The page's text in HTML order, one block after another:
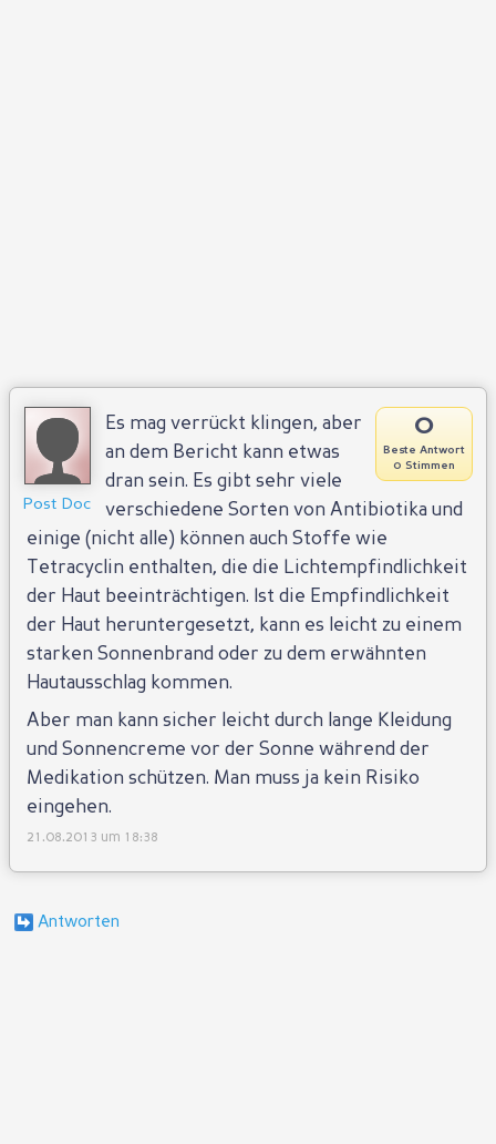
Post Doc
0
Beste Antwort
0 Stimmen
Es mag verrückt klingen, aber
an dem Bericht kann etwas
dran sein. Es gibt sehr viele
verschiedene Sorten von Antibiotika und
einige (nicht alle) können auch Stoffe wie
Tetracyclin enthalten, die die Lichtempfindlichkeit
der Haut beeinträchtigen. Ist die Empfindlichkeit
der Haut heruntergesetzt, kann es leicht zu einem
starken Sonnenbrand oder zu dem erwähnten
Hautausschlag kommen.
Aber man kann sicher leicht durch lange Kleidung
und Sonnencreme vor der Sonne während der
Medikation schützen. Man muss ja kein Risiko
eingehen.
21.08.2013 um 18:38